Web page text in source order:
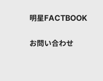
明星FACTBOOK
お問い合わせ